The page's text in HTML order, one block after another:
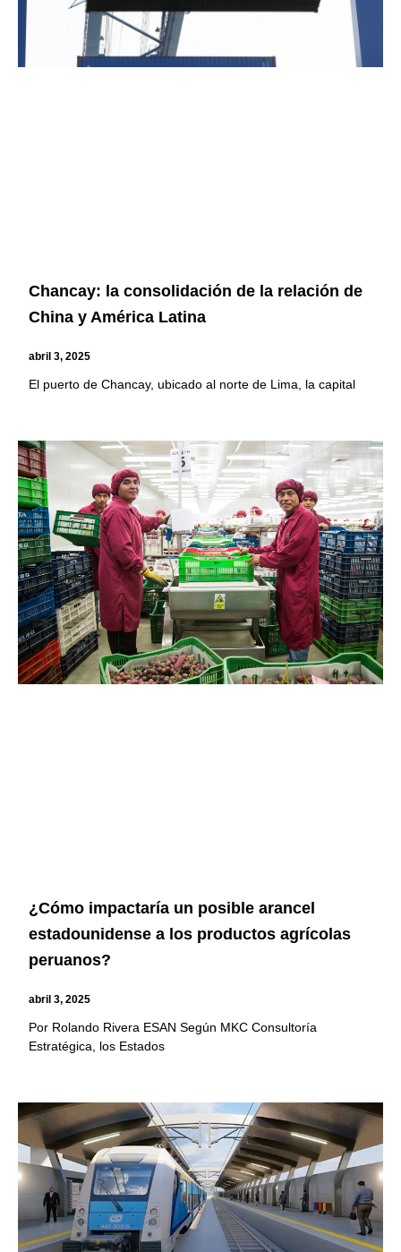
Chancay: la consolidación de la relación de
China y América Latina
abril 3, 2025
El puerto de Chancay, ubicado al norte de Lima, la capital
¿Cómo impactaría un posible arancel
estadounidense a los productos agrícolas
peruanos?
abril 3, 2025
Por Rolando Rivera ESAN Según MKC Consultoría
Estratégica, los Estados